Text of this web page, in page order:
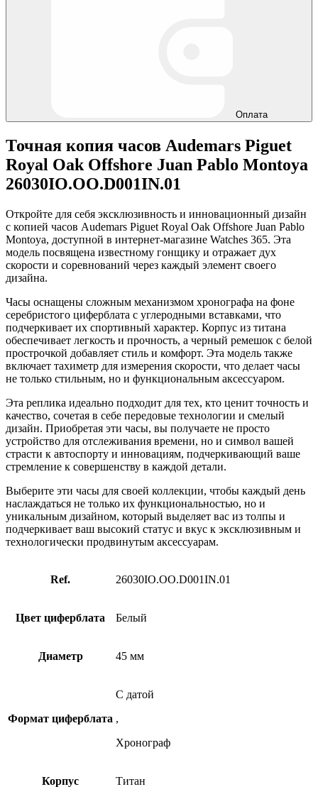
Оплата
Точная копия часов Audemars Piguet
Royal Oak Offshore Juan Pablo Montoya
26030IO.OO.D001IN.01
Откройте для себя эксклюзивность и инновационный дизайн
с копией часов Audemars Piguet Royal Oak Offshore Juan Pablo
Montoya, доступной в интернет-магазине Watches 365. Эта
модель посвящена известному гонщику и отражает дух
скорости и соревнований через каждый элемент своего
дизайна.
Часы оснащены сложным механизмом хронографа на фоне
серебристого циферблата с углеродными вставками, что
подчеркивает их спортивный характер. Корпус из титана
обеспечивает легкость и прочность, а черный ремешок с белой
прострочкой добавляет стиль и комфорт. Эта модель также
включает тахиметр для измерения скорости, что делает часы
не только стильным, но и функциональным аксессуаром.
Эта реплика идеально подходит для тех, кто ценит точность и
качество, сочетая в себе передовые технологии и смелый
дизайн. Приобретая эти часы, вы получаете не просто
устройство для отслеживания времени, но и символ вашей
страсти к автоспорту и инновациям, подчеркивающий ваше
стремление к совершенству в каждой детали.
Выберите эти часы для своей коллекции, чтобы каждый день
наслаждаться не только их функциональностью, но и
уникальным дизайном, который выделяет вас из толпы и
подчеркивает ваш высокий статус и вкус к эксклюзивным и
технологически продвинутым аксессуарам.
Ref. 26030IO.OO.D001IN.01
Цвет циферблата Белый
Диаметр 45 мм
Формат циферблата
С датой
,
Хронограф
Корпус Титан